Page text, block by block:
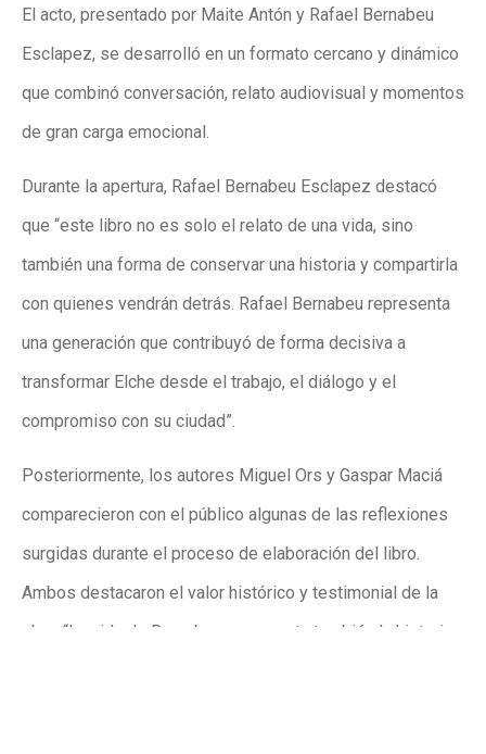
El acto, presentado por Maite Antón y Rafael Bernabeu
Esclapez, se desarrolló en un formato cercano y dinámico
que combinó conversación, relato audiovisual y momentos
de gran carga emocional.
Durante la apertura, Rafael Bernabeu Esclapez destacó
que “este libro no es solo el relato de una vida, sino
también una forma de conservar una historia y compartirla
con quienes vendrán detrás. Rafael Bernabeu representa
una generación que contribuyó de forma decisiva a
transformar Elche desde el trabajo, el diálogo y el
compromiso con su ciudad”.
Posteriormente, los autores Miguel Ors y Gaspar Maciá
comparecieron con el público algunas de las reflexiones
surgidas durante el proceso de elaboración del libro.
Ambos destacaron el valor histórico y testimonial de la
obra: “La vida de Bernabeu representa también la historia